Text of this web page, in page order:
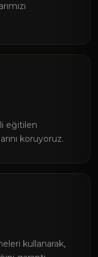
eğitilen
koruyoruz.
kullanarak,